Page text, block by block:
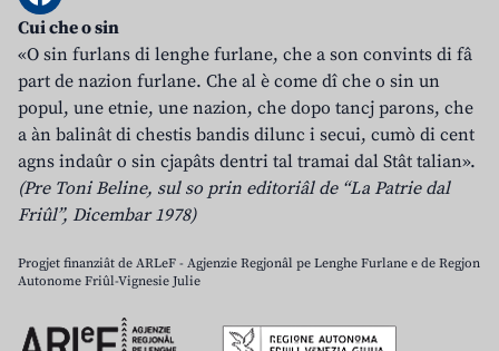
Cui che o sin
«O sin furlans di lenghe furlane, che a son convints di fâ
part de nazion furlane. Che al è come dî che o sin un
popul, une etnie, une nazion, che dopo tancj parons, che
a àn balinât di chestis bandis dilunc i secui, cumò di cent
agns indaûr o sin cjapâts dentri tal tramai dal Stât talian».
(Pre Toni Beline, sul so prin editoriâl de “La Patrie dal
Friûl”, Dicembar 1978)
Progjet finanziât de ARLeF - Agjenzie Regjonâl pe Lenghe Furlane e de Regjon
Autonome Friûl-Vignesie Julie